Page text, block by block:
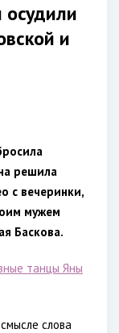
осудили
и
решила
с вечеринки,
мужем
Баскова.
слова